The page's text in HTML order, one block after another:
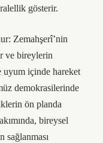
gösterir.
Zemahşerî’nin
ve bireylerin
uyum içinde hareket
demokrasilerinde
ön planda
bireysel
sağlanması